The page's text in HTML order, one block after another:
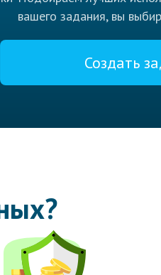
вашего задания, вы
Создать